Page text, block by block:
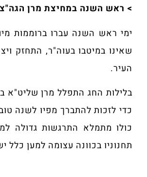
> ראש השנה במחיצת מרן
ימי ראש השנה עברו ברוממות
שאינו במיטבו בעוה"ר, התחזק
העיר.
בלילות החג התפלל מרן שליט"א
כדי לזכות להתברך מפיו לשנה
כולו מתמלא התרגשות גדולה
תחנוניו בכוונה עצומה למען כלל